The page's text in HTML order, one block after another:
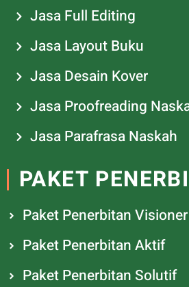
Jasa Full Editing
Jasa Layout Buku
Jasa Desain Kover
Jasa Proofreading
Jasa Parafrasa Naskah
PAKET
Paket Penerbitan Visioner
Paket Penerbitan Aktif
Paket Penerbitan Solutif